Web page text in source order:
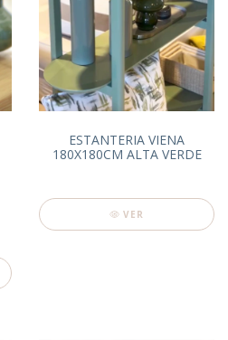
ESTANTERIA VIENA
180X180CM ALTA VERDE
VER